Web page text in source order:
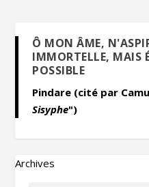
Ô MON ÂME,
IMMORTELLE, MAIS
POSSIBLE
Pindare (cité par
Sisyphe")
Archives